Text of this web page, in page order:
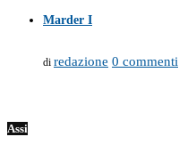
Marder I
di redazione 0 commenti
Assi